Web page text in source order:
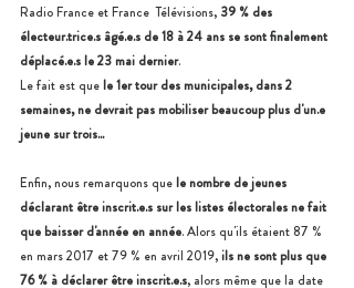
Radio France et France  Télévisions, 39 % des
électeur.trice.s âgé.e.s de 18 à 24 ans se sont finalement
déplacé.e.s le 23 mai dernier.
Le fait est que le 1er tour des municipales, dans 2
semaines, ne devrait pas mobiliser beaucoup plus d'un.e
jeune sur trois...
Enfin, nous remarquons que le nombre de jeunes
déclarant être inscrit.e.s sur les listes électorales ne fait
que baisser d'année en année. Alors qu'ils étaient 87 %
en mars 2017 et 79 % en avril 2019, ils ne sont plus que
76 % à déclarer être inscrit.e.s, alors même que la date